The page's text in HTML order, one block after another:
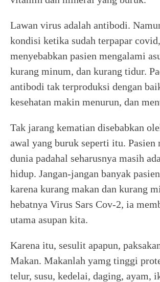
Lawan virus adalah antibodi.
kondisi ketika sudah terpapar covid,
menyebabkan pasien mengalami
kurang minum, dan kurang tidur.
antibodi tak terproduksi dengan
kesehatan makin menurun, dan
Tak jarang kematian disebabkan
awal yang buruk seperti itu. Pasien
dunia padahal seharusnya masih
hidup. Jangan-jangan banyak
karena kurang makan dan kurang
hebatnya Virus Sars Cov-2, ia
utama asupan kita.
Karena itu, sesulit apapun,
Makan. Makanlah yamg tinggi
telur, susu, kedelai, daging, ayam,